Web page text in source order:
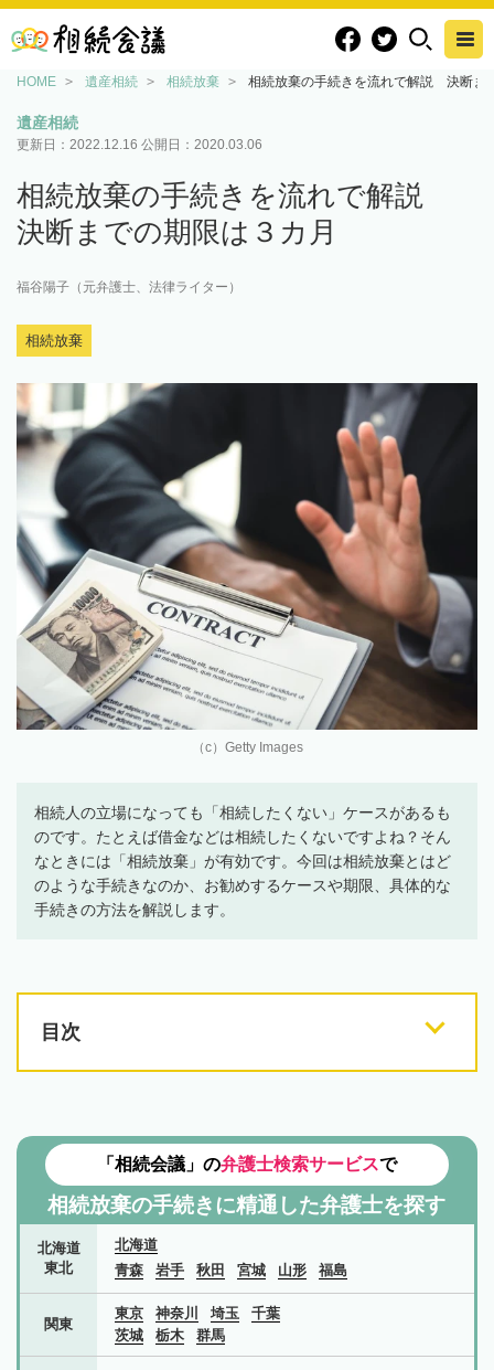
HOME 遺産相続 相続放棄 相続放棄の手続きを流れで解説 決断ま
遺産相続
更新日： 2022.12.16 公開日： 2020.03.06
相続放棄の手続きを流れで解説
決断までの期限は３カ月
福谷陽子（元弁護士、法律ライター）
相続放棄
（c）Getty Images
相続人の立場になっても「相続したくない」ケースがあるも
のです。たとえば借金などは相続したくないですよね？そん
なときには「相続放棄」が有効です。今回は相続放棄とはど
のような手続きなのか、お勧めするケースや期限、具体的な
手続きの方法を解説します。
目次
「相続会議」の弁護士検索サービスで
相続放棄の手続きに精通した弁護士を探す
北海道
東北
北海道
青森
岩手 秋田 宮城 山形 福島
関東
東京 神奈川 埼玉
千葉
茨城
栃木 群馬